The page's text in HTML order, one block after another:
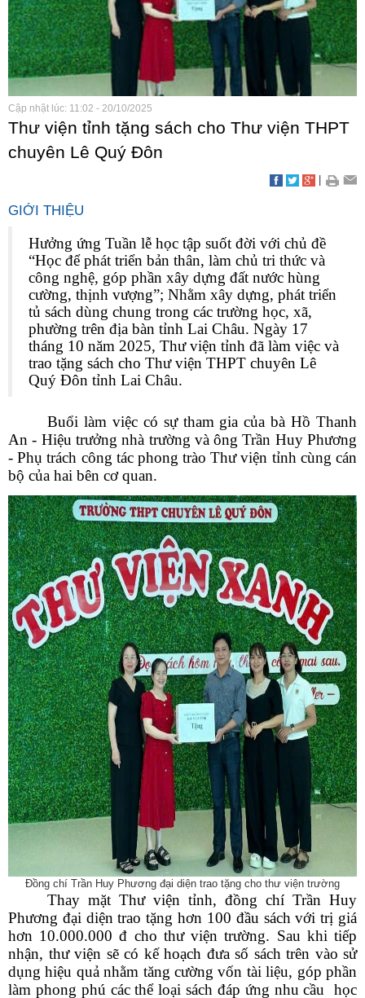
Cập nhật lúc: 11:02 - 20/10/2025
Thư viện tỉnh tặng sách cho Thư viện THPT
chuyên Lê Quý Đôn
GIỚI THIỆU
Hưởng ứng Tuần lễ học tập suốt đời với chủ đề
“Học để phát triển bản thân, làm chủ tri thức và
công nghệ, góp phần xây dựng đất nước hùng
cường, thịnh vượng”; Nhằm xây dựng, phát triển
tủ sách dùng chung trong các trường học, xã,
phường trên địa bàn tỉnh Lai Châu. Ngày 17
tháng 10 năm 2025, Thư viện tỉnh đã làm việc và
trao tặng sách cho Thư viện THPT chuyên Lê
Quý Đôn tỉnh Lai Châu.
Buổi làm việc có sự tham gia của bà Hồ Thanh
An - Hiệu trưởng nhà trường và ông Trần Huy Phương
- Phụ trách công tác phong trào Thư viện tỉnh cùng cán
bộ của hai bên cơ quan.
Đồng chí Trần Huy Phương đại diện trao tặng cho thư viện trường
Thay mặt Thư viện tỉnh, đồng chí Trần Huy
Phương đại diện trao tặnghơn 100 đầu sách với trị giá
hơn 10.000.000 đ cho thư viện trường. Sau khi tiếp
nhận, thư viện sẽ có kế hoạch đưa số sách trên vào sử
dụng hiệu quảnhằm tăng cường vốn tài liệu, góp phần
làm phong phú các thể loại sách đáp ứng nhu cầu học